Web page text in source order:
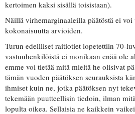
kertoimen kaksi sisällä toisistaan).
Näillä virhemarginaaleilla päätöstä ei voi
kokonaisuutta arvioiden.
Turun edellliset raitiotiet lopetettiin 70-
vastuuhenkilöistä ei monikaan enää ole
emme voi tietää mitä mieltä he olisivat
tämän vuoden päätöksen seurauksista
ihmiset kuin ne, jotka päätöksen nyt
tekemään puutteellisin tiedoin, ilman
lopulta oikea. Sellaisia ne kaikkein